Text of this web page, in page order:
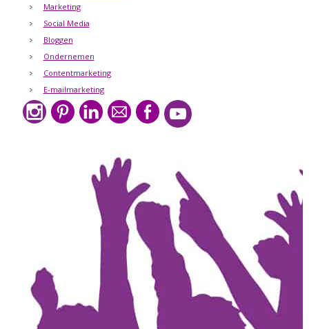
Marketing
Social Media
Bloggen
Ondernemen
Contentmarketing
E-mailmarketing